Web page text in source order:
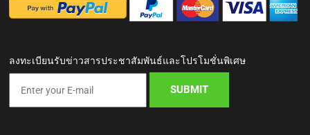
ลงทะเบียนรับข่าวสารประชาสัมพันธ์และโปรโมชั่นพิเศษ